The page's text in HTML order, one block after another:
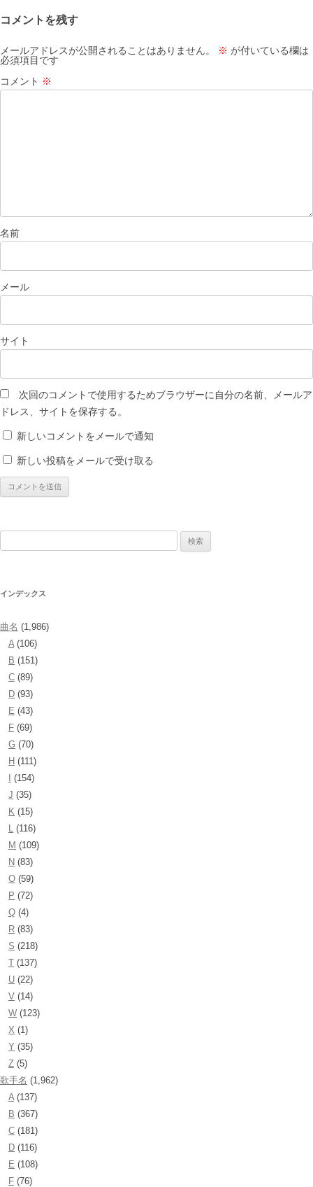
シ
ョ
ン
コメントを残す
メールアドレスが公開されることはありません。 ※ が付いている欄は
必須項目です
コメント ※
名前
メール
サイト
次回のコメントで使用するためブラウザーに自分の名前、メールア
ドレス、サイトを保存する。
新しいコメントをメールで通知
新しい投稿をメールで受け取る
インデックス
曲名 (1,986)
A(106)
B (151)
C (89)
D (93)
E (43)
F (69)
G (70)
H (111)
(154)
J (35)
K (15)
L (116)
M (109)
N (83)
O (59)
P (72)
Q (4)
R (83)
S (218)
T (137)
U (22)
V (14)
W (123)
X (1)
Y (35)
Z (5)
歌手名 (1,962)
A(137)
B (367)
C (181)
D (116)
E (108)
F (76)